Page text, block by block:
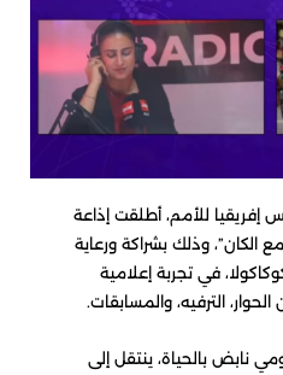
إفريقيا للأمم، أطلقت إذاعة
الكان”، وذلك بشراكة ورعاية
في تجربة إعلامية
الترفيه، والمسابقات.
نابض بالحياة، ينتقل إلى